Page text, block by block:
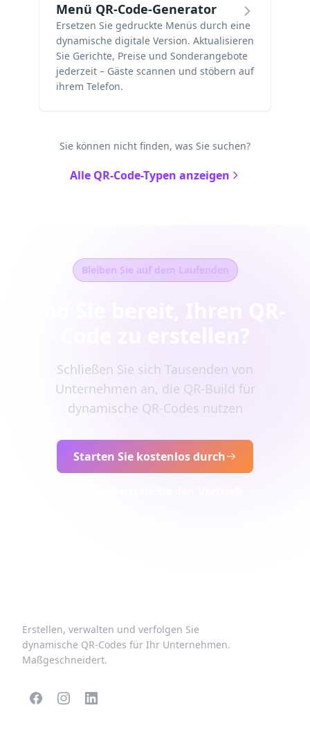
Menü QR-Code-Generator
Ersetzen Sie gedruckte Menüs durch eine
dynamische digitale Version. Aktualisieren
Sie Gerichte, Preise und Sonderangebote
jederzeit – Gäste scannen und stöbern auf
ihrem Telefon.
Sie können nicht finden, was Sie suchen?
Alle QR-Code-Typen anzeigen
Bleiben Sie auf dem Laufenden
Schließen Sie sich Tausenden von
Unternehmen an, die QR-Build für
dynamische QR-Codes nutzen
Starten Sie kostenlos durch
Erstellen, verwalten und verfolgen Sie
dynamische QR-Codes für Ihr Unternehmen.
Maßgeschneidert.